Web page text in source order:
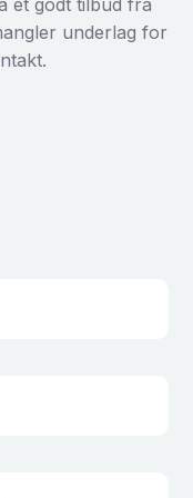
et godt tilbud fra
underlag for